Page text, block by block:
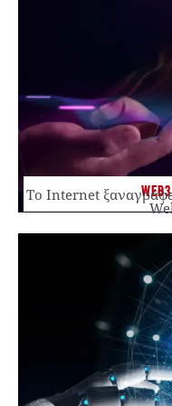
Το Internet